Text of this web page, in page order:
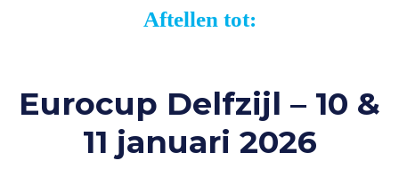
Aftellen tot:
Eurocup Delfzijl – 10 &
11 januari 2026